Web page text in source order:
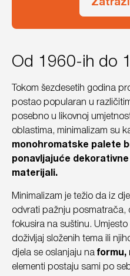
Zatraži
Od 1960-ih do
Tokom šezdesetih godina
postao popularan u
posebno u likovnoj
oblastima, minimalizam su
monohromatske palete
ponavljajuće
materijali.
Minimalizam je težio da iz
odvrati pažnju posmatrača,
fokusira na suštinu.
doživljaj složenih tema ili
djela se oslanjaju na formu,
elementi postaju sami po